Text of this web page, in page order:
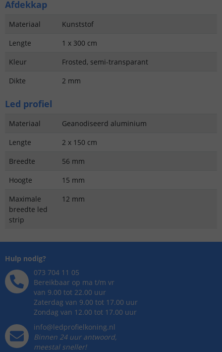
Afdekkap
Materiaal
Kunststof
Lengte
1 x 300 cm
Kleur
Frosted, semi-transparant
Dikte
2 mm
Led profiel
Materiaal
Geanodiseerd aluminium
Lengte
2 x 150 cm
Breedte
56 mm
Hoogte
15 mm
Maximale
breedte led
strip
12 mm
Hulp nodig?
073 704 11 05
Bereikbaar op ma t/m vr
van 9.00 tot 22.00 uur
Zaterdag van 9.00 tot 17.00 uur
Zondag van 12.00 tot 17.00 uur
info@ledprofielkoning.nl
Binnen 24 uur antwoord,
meestal sneller!